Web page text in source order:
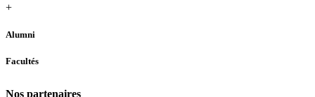
+
Alumni
Facultés
Nos partenaires